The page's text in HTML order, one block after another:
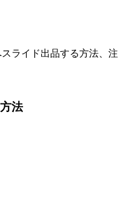
ライド出品する方法、注
法